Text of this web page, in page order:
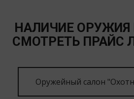
НАЛИЧИЕ ОРУЖИЯ
СМОТРЕТЬ ПРАЙС
Оружейный салон